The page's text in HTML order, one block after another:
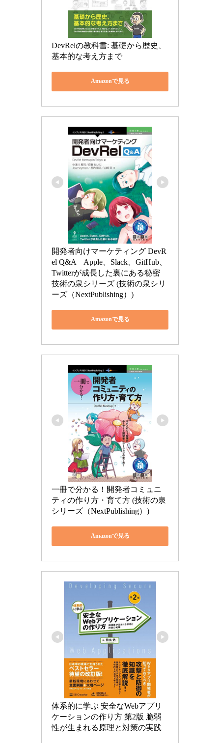
DevRelの教科書: 基礎から歴史、
基本的な考え方まで
Amazonで見る
開発者向けマーケティング DevR
el Q&A　Apple、Slack、GitHub、
Twitterが成長した裏にある秘密
技術の泉シリーズ (技術の泉シリ
ーズ（NextPublishing）)
Amazonで見る
一冊で分かる！開発者コミュニ
ティの作り方・育て方 (技術の泉
シリーズ（NextPublishing）)
Amazonで見る
体系的に学ぶ 安全なWebアプリ
ケーションの作り方 第2版 脆弱
性が生まれる原理と対策の実践